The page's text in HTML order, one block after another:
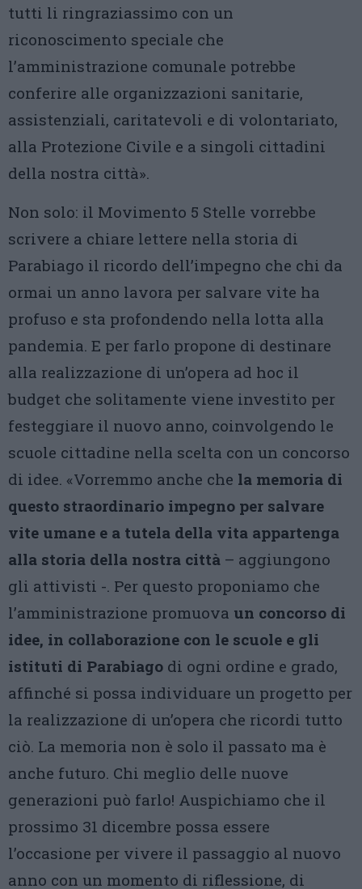
tutti li ringraziassimo con un
riconoscimento speciale che
l’amministrazione comunale potrebbe
conferire alle organizzazioni sanitarie,
assistenziali, caritatevoli e di volontariato,
alla Protezione Civile e a singoli cittadini
della nostra città».
Non solo: il Movimento 5 Stelle vorrebbe
scrivere a chiare lettere nella storia di
Parabiago il ricordo dell’impegno che chi da
ormai un anno lavora per salvare vite ha
profuso e sta profondendo nella lotta alla
pandemia. E per farlo propone di destinare
alla realizzazione di un’opera ad hoc il
budget che solitamente viene investito per
festeggiare il nuovo anno, coinvolgendo le
scuole cittadine nella scelta con un concorso
di idee. «Vorremmo anche che la memoria di
questo straordinario impegno per salvare
vite umane e a tutela della vita appartenga
alla storia della nostra città – aggiungono
gli attivisti -. Per questo proponiamo che
l’amministrazione promuova un concorso di
idee, in collaborazione con le scuole e gli
istituti di Parabiago di ogni ordine e grado,
affinché si possa individuare un progetto per
la realizzazione di un’opera che ricordi tutto
ciò. La memoria non è solo il passato ma è
anche futuro. Chi meglio delle nuove
generazioni può farlo! Auspichiamo che il
prossimo 31 dicembre possa essere
l’occasione per vivere il passaggio al nuovo
anno con un momento di riflessione, di